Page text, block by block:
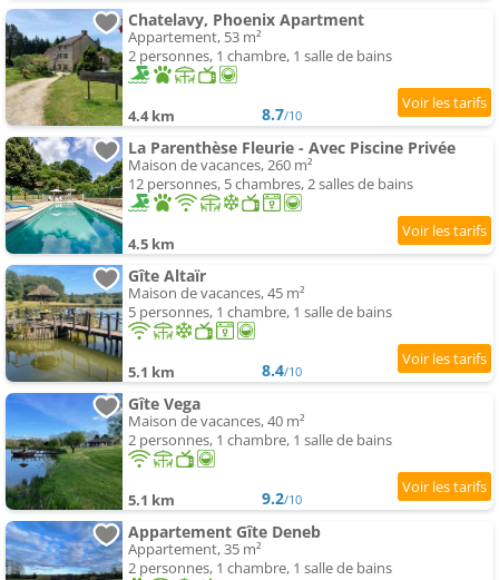
Chatelavy, Phoenix Apartment
Appartement, 53 m²
2 personnes, 1 chambre, 1 salle de bains
4.4 km 8.7/10
La Parenthèse Fleurie - Avec Piscine Privée
Maison de vacances, 260 m²
12 personnes, 5 chambres, 2 salles de bains
4.5 km
Gîte Altaïr
Maison de vacances, 45 m²
5 personnes, 1 chambre, 1 salle de bains
5.1 km 8.4/10
Gîte Vega
Maison de vacances, 40 m²
2 personnes, 1 chambre, 1 salle de bains
5.1 km 9.2/10
Appartement Gîte Deneb
Appartement, 35 m²
2 personnes, 1 chambre, 1 salle de bains